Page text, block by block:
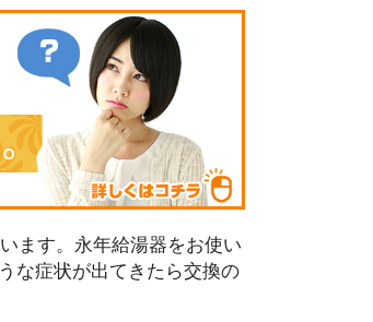
ます。永年給湯器をお使い
な症状が出てきたら交換の